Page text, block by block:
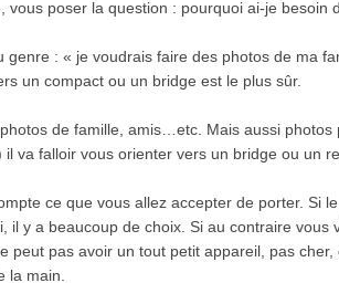
vous poser la question : pourquoi ai-je besoin
genre : « je voudrais faire des photos de ma
un compact ou un bridge est le plus sûr.
de famille, amis…etc. Mais aussi photos
va falloir vous orienter vers un bridge ou un
ce que vous allez accepter de porter. Si le
il y a beaucoup de choix. Si au contraire vous
peut pas avoir un tout petit appareil, pas
la main.